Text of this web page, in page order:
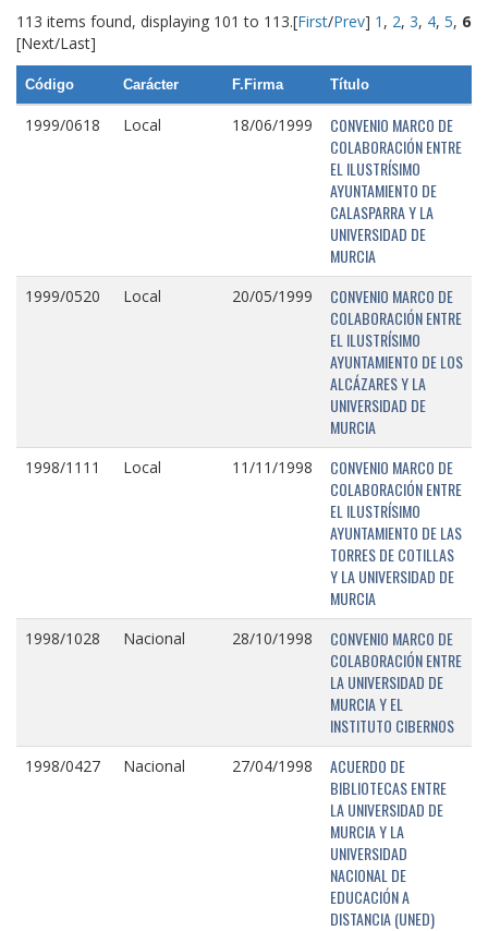
113 items found, displaying 101 to 113.[First/Prev] 1 , 2, 3, 4, 5, 6
[Next/Last]
Código Carácter F.Firma Título
1999/0618 Local 18/06/1999
CONVENIO MARCO DE
COLABORACIÓN ENTRE
EL ILUSTRÍSIMO
AYUNTAMIENTO DE
CALASPARRA Y LA
UNIVERSIDAD DE
MURCIA
1999/0520 Local 20/05/1999
CONVENIO MARCO DE
COLABORACIÓN ENTRE
EL ILUSTRÍSIMO
AYUNTAMIENTO DE LOS
ALCÁZARES Y LA
UNIVERSIDAD DE
MURCIA
1998/1111 Local 11/11/1998
CONVENIO MARCO DE
COLABORACIÓN ENTRE
EL ILUSTRÍSIMO
AYUNTAMIENTO DE LAS
TORRES DE COTILLAS
Y LA UNIVERSIDAD DE
MURCIA
1998/1028 Nacional 28/10/1998
CONVENIO MARCO DE
COLABORACIÓN ENTRE
LA UNIVERSIDAD DE
MURCIA Y EL
INSTITUTO CIBERNOS
1998/0427 Nacional 27/04/1998
ACUERDO DE
BIBLIOTECAS ENTRE
LA UNIVERSIDAD DE
MURCIA Y LA
UNIVERSIDAD
NACIONAL DE
EDUCACIÓN A
DISTANCIA (UNED)